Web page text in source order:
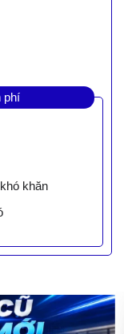
phí
khăn